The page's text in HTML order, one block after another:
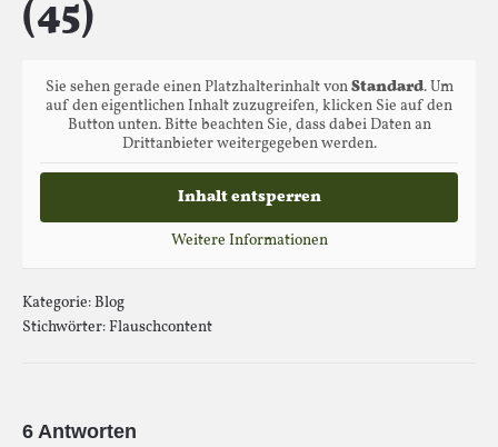
(45)
Sie sehen gerade einen Platzhalterinhalt vonStandard. Um
auf den eigentlichen Inhalt zuzugreifen, klicken Sie auf den
Button unten. Bitte beachten Sie, dass dabei Daten an
Drittanbieter weitergegeben werden.
Inhalt entsperren
Weitere Informationen
Kategorie:Blog
Stichwörter:Flauschcontent
6 Antworten